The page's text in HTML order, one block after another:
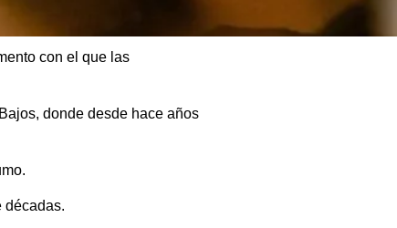
con el que las
donde desde hace años
décadas.